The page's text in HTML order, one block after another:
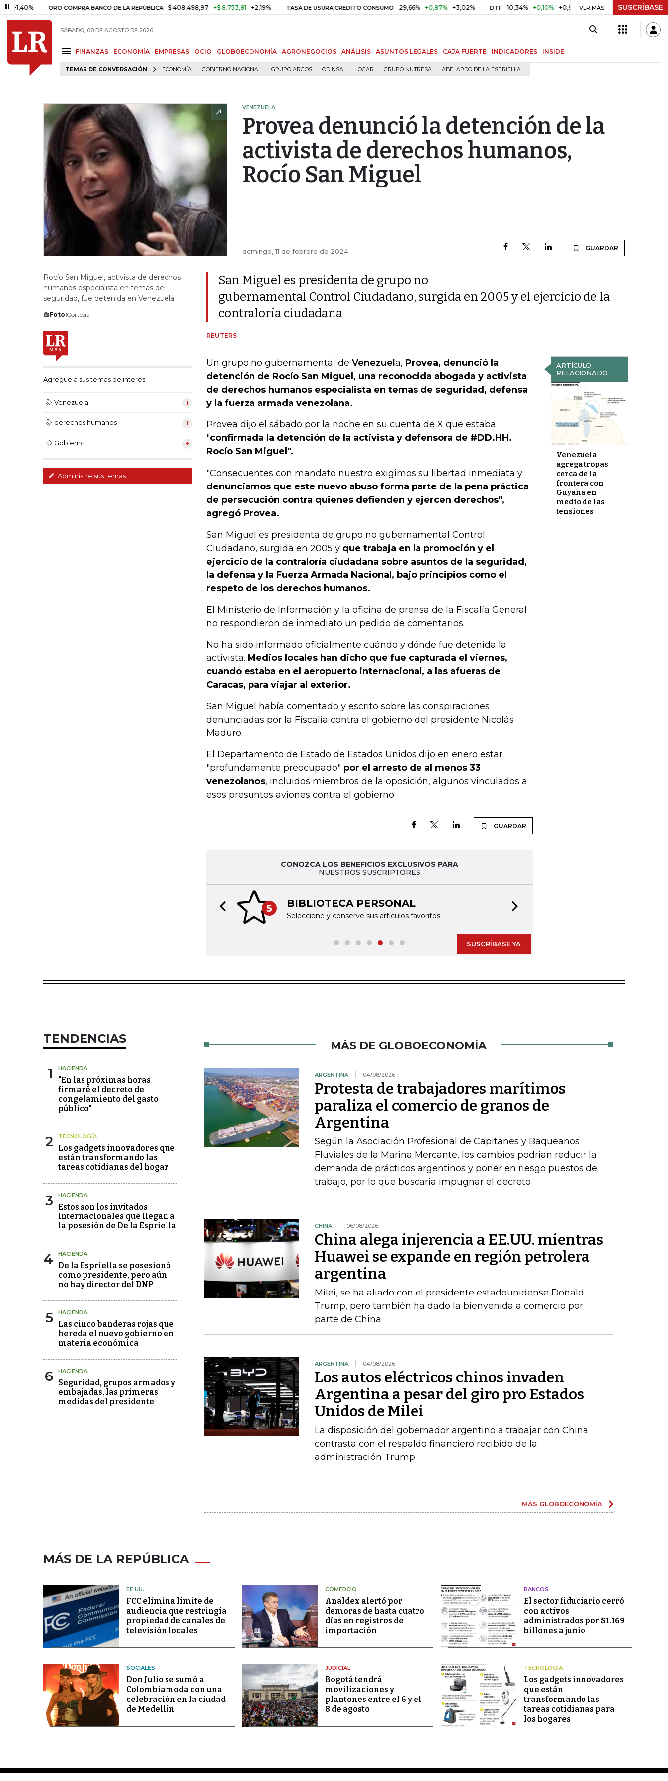
ORO COMPRA BANCO DE LA REPÚBLICA $ 408.498,97 +$ 8.753,81 +2,19% TASA DE USURA CRÉDITO CONSUMO 29,66% +0,87% +3,02% DTF 10,34% +0,10% +0,98% UVR $ 416,96 +$ 0,05 +0,01%
VER MÁS SUSCRÍBASE
SÁBADO, 08 DE AGOSTO DE 2026
FINANZAS ECONOMÍA EMPRESAS OCIO GLOBOECONOMÍA AGRONEGOCIOS ANÁLISIS ASUNTOS LEGALES CAJA FUERTE INDICADORES INSIDE
TEMAS DE CONVERSACIÓN ECONOMÍA GOBIERNO NACIONAL GRUPO ARGOS ODINSA HOGAR GRUPO NUTRESA ABELARDO DE LA ESPRIELLA
VENEZUELA
Provea denunció la detención de la
activista de derechos humanos,
Rocío San Miguel
domingo, 11 de febrero de 2024 GUARDAR
Rocío San Miguel, activista de derechos
humanos especialista en temas de
seguridad, fue detenida en Venezuela.
Foto:Cortesía
Agregue a sus temas de interés
Venezuela
derechos humanos
Gobierno
Administre sus temas
San Miguel es presidenta de grupo no
gubernamental Control Ciudadano, surgida en 2005 y el ejercicio de la
contraloría ciudadana
REUTERS
ARTÍCULO
RELACIONADO
Venezuela
agrega tropas
cerca de la
frontera con
Guyana en
medio de las
tensiones
Un grupo no gubernamental de Venezuel a, Provea, denunció la
detención de Rocío San Miguel, una reconocida abogada y activista
de derechos humanos especialista en temas de seguridad, defensa
y la fuerza armada venezolana.
Provea dijo el sábado por la noche en su cuenta de X que estaba
"confirmada la detención de la activista y defensora de #DD.HH.
Rocío San Miguel".
"Consecuentes con mandato nuestro exigimos su libertad inmediata y
denunciamos que este nuevo abuso forma parte de la pena práctica
de persecución contra quienes defienden y ejercen derechos",
agregó Provea.
San Miguel es presidenta de grupo no gubernamental Control
Ciudadano, surgida en 2005 y que trabaja en la promoción y el
ejercicio de la contraloría ciudadana sobre asuntos de la seguridad,
la defensa y la Fuerza Armada Nacional, bajo principios como el
respeto de los derechos humanos.
El Ministerio de Información y la oficina de prensa de la Fiscalía General
no respondieron de inmediato un pedido de comentarios.
No ha sido informado oficialmente cuándo y dónde fue detenida la
activista. Medios locales han dicho que fue capturada el viernes,
cuando estaba en el aeropuerto internacional, a las afueras de
Caracas, para viajar al exterior.
San Miguel había comentado y escrito sobre las conspiraciones
denunciadas por la Fiscalía contra el gobierno del presidente Nicolás
Maduro.
El Departamento de Estado de Estados Unidos dijo en enero estar
"profundamente preocupado" por el arresto de al menos 33
venezolanos, incluidos miembros de la oposición, algunos vinculados a
esos presuntos aviones contra el gobierno.
GUARDAR
CONOZCA LOS BENEFICIOS EXCLUSIVOS PARA
NUESTROS SUSCRIPTORES
5 BIBLIOTECA PERSONAL
Seleccione y conserve sus artículos favoritos
Previous slide
SUSCRÍBASE YA
TENDENCIAS
1 HACIENDA
"En las próximas horas
firmaré el decreto de
congelamiento del gasto
público"
2 TECNOLOGÍA
Los gadgets innovadores que
están transformando las
tareas cotidianas del hogar
3 HACIENDA
Estos son los invitados
internacionales que llegan a
la posesión de De la Espriella
4 HACIENDA
De la Espriella se posesionó
como presidente, pero aún
no hay director del DNP
5 HACIENDA
Las cinco banderas rojas que
hereda el nuevo gobierno en
materia económica
6 HACIENDA
Seguridad, grupos armados y
embajadas, las primeras
medidas del presidente
MÁS DE GLOBOECONOMÍA
ARGENTINA 04/08/2026
Protesta de trabajadores marítimos
paraliza el comercio de granos de
Argentina
Según la Asociación Profesional de Capitanes y Baqueanos
Fluviales de la Marina Mercante, los cambios podrían reducir la
demanda de prácticos argentinos y poner en riesgo puestos de
trabajo, por lo que buscaría impugnar el decreto
CHINA 06/08/2026
China alega injerencia a EE.UU. mientras
Huawei se expande en región petrolera
argentina
Milei, se ha aliado con el presidente estadounidense Donald
Trump, pero también ha dado la bienvenida a comercio por
parte de China
ARGENTINA 04/08/2026
Los autos eléctricos chinos invaden
Argentina a pesar del giro pro Estados
Unidos de Milei
La disposición del gobernador argentino a trabajar con China
contrasta con el respaldo financiero recibido de la
administración Trump
MÁS GLOBOECONOMÍA
MÁS DE LA REPÚBLICA
EE.UU.
FCC elimina límite de
audiencia que restringía
propiedad de canales de
televisión locales
COMERCIO
Analdex alertó por
demoras de hasta cuatro
días en registros de
importación
BANCOS
El sector fiduciario cerró
con activos
administrados por $1.169
billones a junio
SOCIALES
Don Julio se sumó a
Colombiamoda con una
celebración en la ciudad
de Medellín
JUDICIAL
Bogotá tendrá
movilizaciones y
plantones entre el 6 y el
8 de agosto
TECNOLOGÍA
Los gadgets innovadores
que están
transformando las
tareas cotidianas para
los hogares